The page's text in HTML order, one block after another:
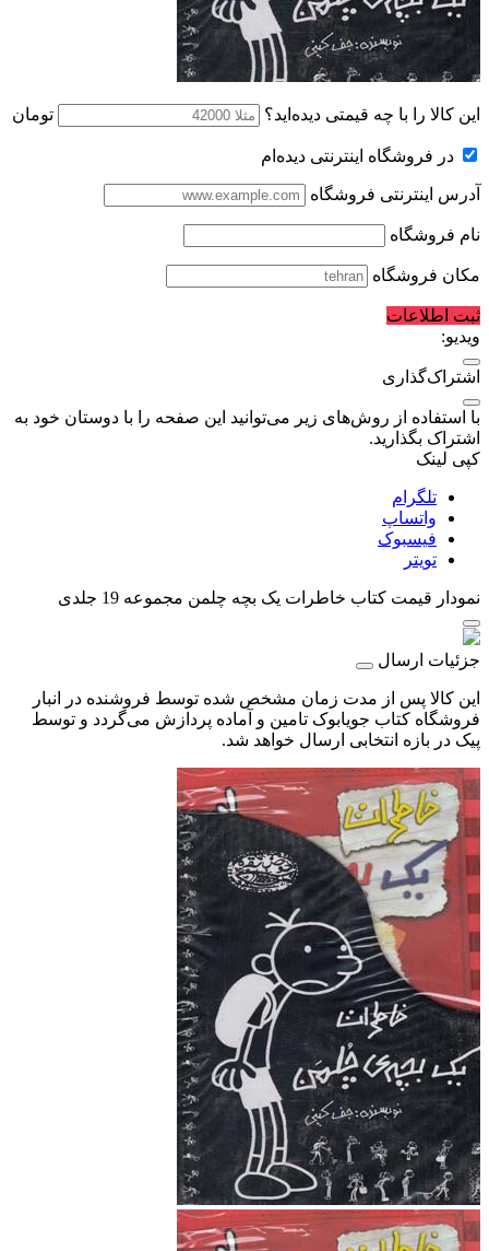
این کالا را با چه قیمتی دیده‌اید؟ تومان
در فروشگاه اینترنتی دیده‌ام
آدرس اینترنتی فروشگاه
نام فروشگاه
مکان فروشگاه
ثبت اطلاعات
ویدیو:
اشتراک‌گذاری
با استفاده از روش‌های زیر می‌توانید این صفحه را با دوستان خود به
اشتراک بگذارید.
کپی لینک
تلگرام
واتساپ
فیسبوک
تویتر
نمودار قیمت کتاب خاطرات یک بچه چلمن مجموعه 19 جلدی
جزئیات ارسال
این کالا پس از مدت زمان مشخص شده توسط فروشنده در انبار
فروشگاه کتاب جویابوک تامین و آماده پردازش می‌گردد و توسط
پیک در بازه انتخابی ارسال خواهد شد.